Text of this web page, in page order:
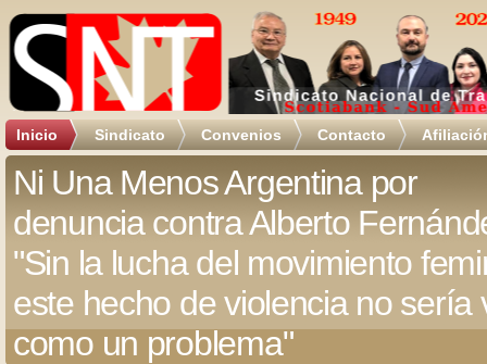
Inicio Sindicato Convenios Contacto
Ni Una Menos Argentina por
denuncia contra Alberto
"Sin la lucha del movimiento
este hecho de violencia no sería
como un problema"